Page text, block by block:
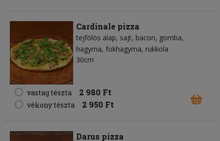
Cardinale pizza
tejfölös alap sajt bacon gomba
hagyma fokhagyma rukkola
30cm
vastag tészta 2 980 Ft
vékony tészta 2 950 Ft
Darus pizza